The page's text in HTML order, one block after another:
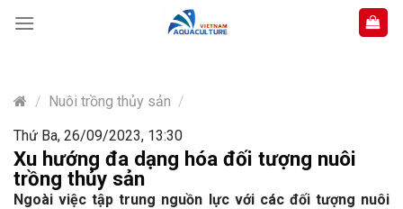
content
/ Nuôi trồng thủy sản /
Thứ Ba, 26/09/2023, 13:30
Xu hướng đa dạng hóa đối tượng nuôi
trồng thủy sản
Ngoài việc tập trung nguồn lực với các đối tượng nuôi